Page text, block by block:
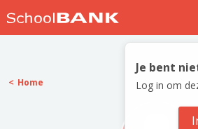
Nostalgische
Log in
Meld je gratis aan
Je bent
Log in om
Home